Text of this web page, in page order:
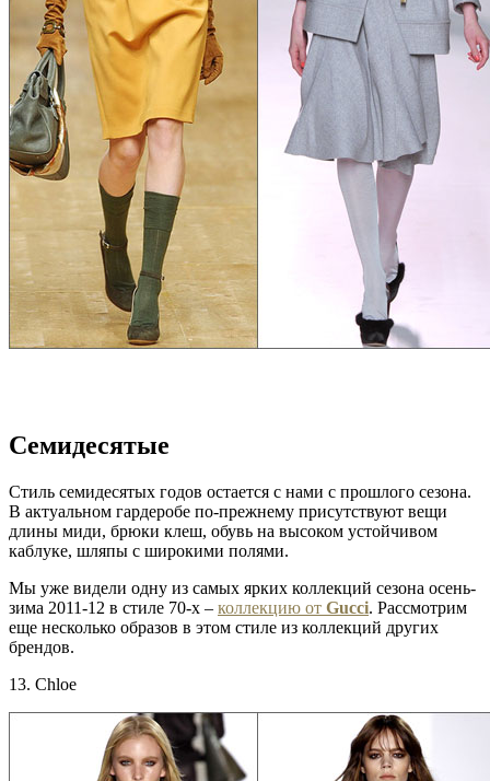
Семидесятые
Стиль семидесятых годов остается с нами с прошлого сезона.
В актуальном гардеробе по-прежнему присутствуют вещи
длины миди, брюки клеш, обувь на высоком устойчивом
каблуке, шляпы с широкими полями.
Мы уже видели одну из самых ярких коллекций сезона осень-
зима 2011-12 в стиле 70-х – коллекцию от Gucci. Рассмотрим
еще несколько образов в этом стиле из коллекций других
брендов.
13. Chloe